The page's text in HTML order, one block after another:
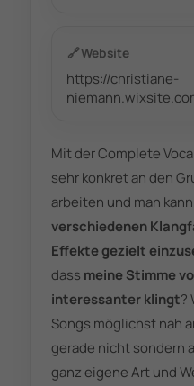
🔗Website
https://christiane-
Mit der Complete
sehr konkret an den
arbeiten und man
verschiedenen
Effekte gezielt
dass meine Stimme
interessanter klingt?
Songs möglichst nah
gerade nicht sondern
ganz eigene Art und